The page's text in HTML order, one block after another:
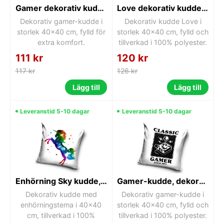
Gamer dekorativ kudde 40x40 cm
Dekorativ gamer-kudde i
storlek 40x40 cm, fylld för
extra komfort.
111 kr
117 kr
Lägg till
Love dekorativ kudde 40x40 cm
Dekorativ kudde Love i
storlek 40x40 cm, fylld och
tillverkad i 100% polyester.
120 kr
126 kr
Lägg till
Leveranstid 5-10 dagar
Enhörning Sky kudde, dekorativ kudde 40x40 cm
Dekorativ kudde med
enhörningstema i 40x40
cm, tillverkad i 100%
Leveranstid 5-10 dagar
Gamer-kudde, dekorativ kudde 40x40 cm
Dekorativ gamer-kudde i
storlek 40x40 cm, fylld och
tillverkad i 100% polyester.